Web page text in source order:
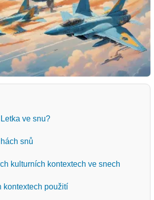
ve snu?
snů
kulturních kontextech ve snech
kontextech použití